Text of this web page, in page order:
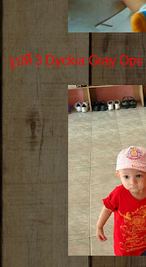
รูปที่ 3 Dyckia Gray